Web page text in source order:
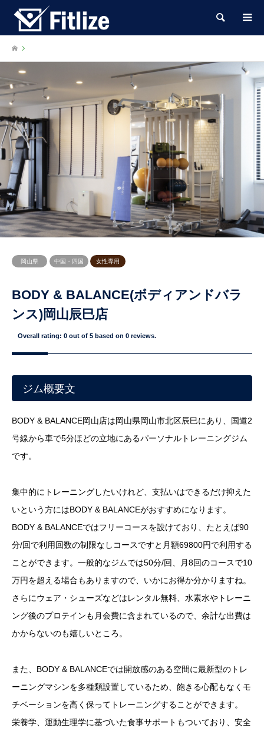
検索
岡山県 中国・四国 女性専用
BODY & BALANCE(ボディアンドバラ
ンス)岡山辰巳店
Overall rating: 0 out of 5 based on 0 reviews.
ジム概要文
BODY & BALANCE岡山店は岡山県岡山市北区辰巳にあり、国道2
号線から車で5分ほどの立地にあるパーソナルトレーニングジム
です。
集中的にトレーニングしたいけれど、支払いはできるだけ抑えた
いという方にはBODY & BALANCEがおすすめになります。
BODY & BALANCEではフリーコースを設けており、たとえば90
分/回で利用回数の制限なしコースですと月額69800円で利用する
ことができます。一般的なジムでは50分/回、月8回のコースで10
万円を超える場合もありますので、いかにお得か分かりますね。
さらにウェア・シューズなどはレンタル無料、水素水やトレーニ
ング後のプロテインも月会費に含まれているので、余計な出費は
かからないのも嬉しいところ。
また、BODY & BALANCEでは開放感のある空間に最新型のトレ
ーニングマシンを多種類設置しているため、飽きる心配もなくモ
チベーションを高く保ってトレーニングすることができます。
栄養学、運動生理学に基づいた食事サポートもついており、安全